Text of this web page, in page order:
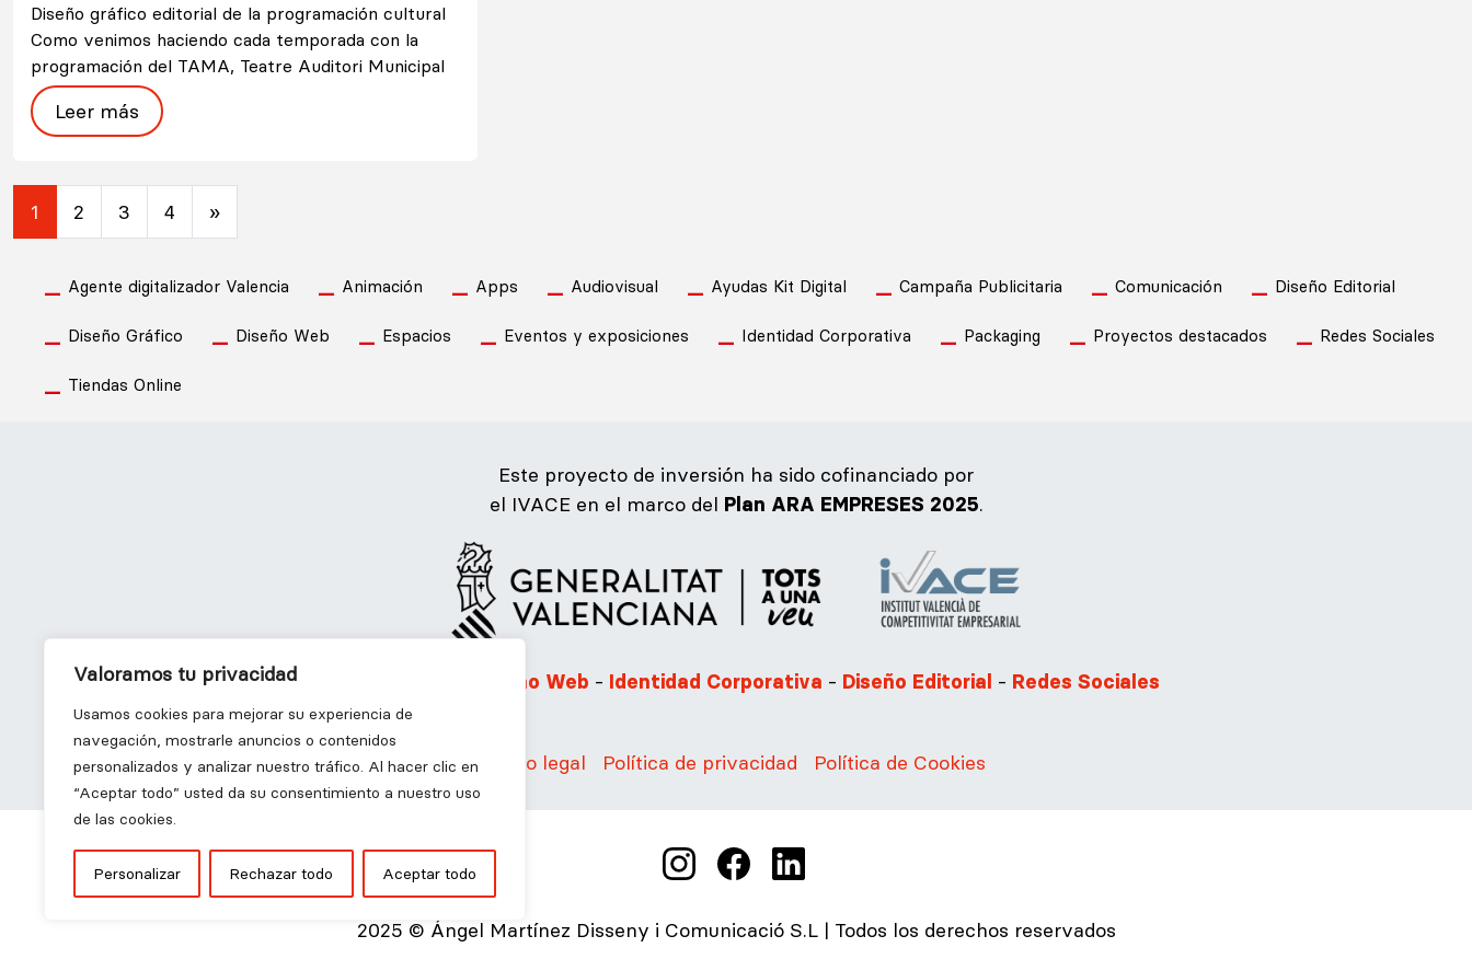
Valoramos tu privacidad
Usamos cookies para mejorar su experiencia de
navegación, mostrarle anuncios o contenidos
personalizados y analizar nuestro tráfico. Al hacer clic en
“Aceptar todo” usted da su consentimiento a nuestro uso
de las cookies.
Personalizar Rechazar todo Aceptar todo
Diseño gráfico editorial de la programación cultural
Como venimos haciendo cada temporada con la
programación del TAMA, Teatre Auditori Municipal
Leer más
Navegación de entradas
1 2 3 4 »
Agente digitalizador Valencia Animación Apps Audiovisual Ayudas Kit Digital Campaña Publicitaria Comunicación Diseño Editorial
Diseño Gráfico Diseño Web Espacios Eventos y exposiciones Identidad Corporativa Packaging Proyectos destacados Redes Sociales
Tiendas Online
Este proyecto de inversión ha sido cofinanciado por
el IVACE en el marco del Plan ARA EMPRESES 2025.
Diseño Web - Identidad Corporativa - Diseño Editorial - Redes Sociales
Aviso legal Política de privacidad Política de Cookies
2025 © Ángel Martínez Disseny i Comunicació S.L | Todos los derechos reservados